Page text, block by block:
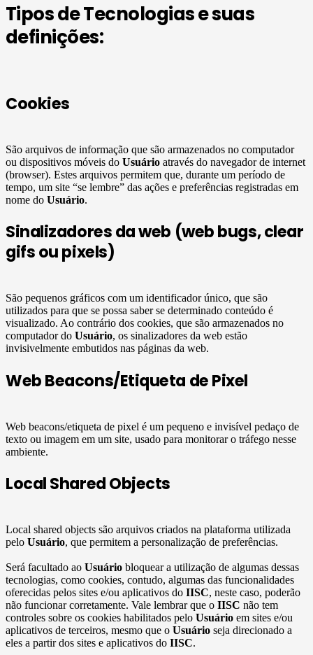
Tipos de Tecnologias e suas
definições:
Cookies
São arquivos de informação que são armazenados no computador
ou dispositivos móveis do Usuário através do navegador de internet
(browser). Estes arquivos permitem que, durante um período de
tempo, um site “se lembre” das ações e preferências registradas em
nome do Usuário.
Sinalizadores da web (web bugs, clear
gifs ou pixels)
São pequenos gráficos com um identificador único, que são
utilizados para que se possa saber se determinado conteúdo é
visualizado. Ao contrário dos cookies, que são armazenados no
computador do Usuário, os sinalizadores da web estão
invisivelmente embutidos nas páginas da web.
Web Beacons/Etiqueta de Pixel
Web beacons/etiqueta de pixel é um pequeno e invisível pedaço de
texto ou imagem em um site, usado para monitorar o tráfego nesse
ambiente.
Local Shared Objects
Local shared objects são arquivos criados na plataforma utilizada
pelo Usuário, que permitem a personalização de preferências.
Será facultado ao Usuário bloquear a utilização de algumas dessas
tecnologias, como cookies, contudo, algumas das funcionalidades
oferecidas pelos sites e/ou aplicativos do IISC, neste caso, poderão
não funcionar corretamente. Vale lembrar que o IISC não tem
controles sobre os cookies habilitados pelo Usuário em sites e/ou
aplicativos de terceiros, mesmo que o Usuário seja direcionado a
eles a partir dos sites e aplicativos do IISC.